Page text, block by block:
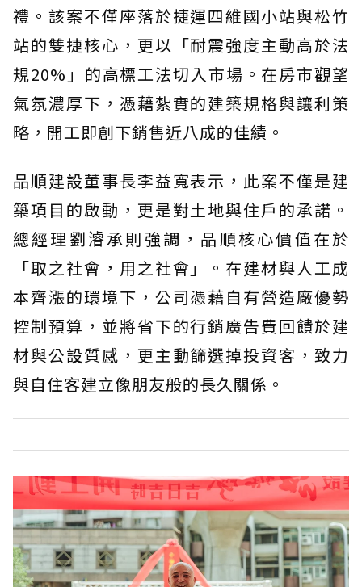
禮。該案不僅座落於捷運四維國小站與松竹
站的雙捷核心，更以「耐震強度主動高於法
規20%」的高標工法切入市場。在房市觀望
氣氛濃厚下，憑藉紮實的建築規格與讓利策
略，開工即創下銷售近八成的佳績。
品順建設董事長李益寬表示，此案不僅是建
築項目的啟動，更是對土地與住戶的承諾。
總經理劉𣿰承則強調，品順核心價值在於
「取之社會，用之社會」。在建材與人工成
本齊漲的環境下，公司憑藉自有營造廠優勢
控制預算，並將省下的行銷廣告費回饋於建
材與公設質感，更主動篩選掉投資客，致力
與自住客建立像朋友般的長久關係。